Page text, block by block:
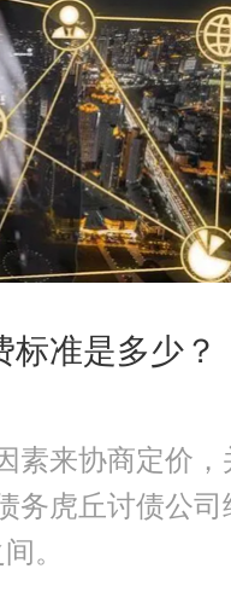
准是多少？
素来协商定价，
务虎丘讨债公司
。